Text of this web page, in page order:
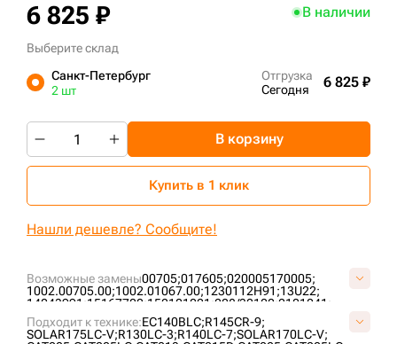
Возможные замены00705;017605;020005170005;
1002.00705.00;1002.01067.00;1230112H91;13U22;
14043991;15167700;152101021;208/32100;2101041;
2101081;
213/66800;214642; 2175017;2270-6040;
2270-9403; 234756;2425017605;262612;274040400001;
2934983M91;2997110M1;3018.43234;3084573M91;
Подходит к технике:EC140BLC;R145CR-9;
SOLAR175LC-V;R130LC-3;R140LC-7;SOLAR170LC-V;
6 825 ₽ В наличии
Выберите склад
Санкт-Петербург
2 шт
Отгрузка
Сегодня
6 825 ₽
В корзину
Купить в 1 клик
Нашли дешевле? Сообщите!